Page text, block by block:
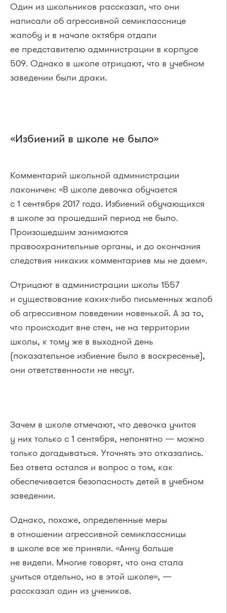
Один из школьников рассказал, что они
написали об агрессивной семикласснице
жалобу и в начале октября отдали
ее представителю администрации в корпусе
509. Однако в школе отрицают, что в учебном
заведении были драки.
«Избиений в школе не было»
Комментарий школьной администрации
лаконичен: «В школе девочка обучается
с 1 сентября 2017 года. Избиений обучающихся
в школе за прошедший период не было.
Произошедшим занимаются
правоохранительные органы, и до окончания
следствия никаких комментариев мы не даем».
Отрицают в администрации школы 1557
и существование каких-либо письменных жалоб
об агрессивном поведении новенькой. А за то,
что происходит вне стен, не на территории
школы, к тому же в выходной день
(показательное избиение было в воскресенье),
они ответственности не несут.
Зачем в школе отмечают, что девочка учится
у них только с 1 сентября, непонятно — можно
только догадываться. Уточнять это отказались.
Без ответа остался и вопрос о том, как
обеспечивается безопасность детей в учебном
заведении.
Однако, похоже, определенные меры
в отношении агрессивной семиклассницы
в школе все же приняли. «Анну больше
не видели. Многие говорят, что она стала
учиться отдельно, но в этой школе», —
рассказал один из учеников.